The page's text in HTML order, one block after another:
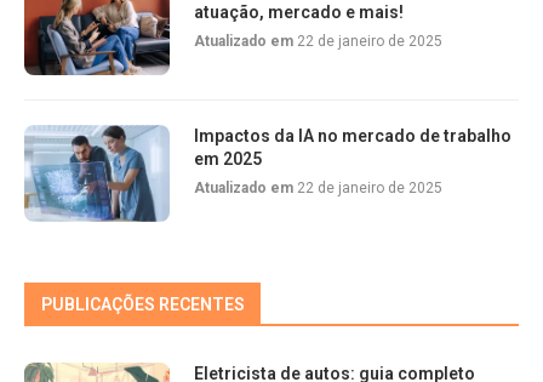
atuação, mercado e mais!
Atualizado em 22 de janeiro de 2025
Impactos da IA no mercado de trabalho
em 2025
Atualizado em 22 de janeiro de 2025
PUBLICAÇÕES RECENTES
Eletricista de autos: guia completo